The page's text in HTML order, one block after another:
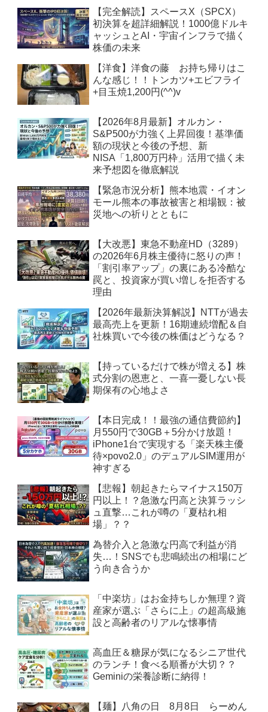
【完全解読】スペースX（SPCX）
初決算を超詳細解説！1000億ドルキ
ャッシュとAI・宇宙インフラで描く
株価の未来
【洋食】洋食の藤 お持ち帰りはこ
んな感じ！！トンカツ+エビフライ
+目玉焼1,200円(^^)v
【2026年8月最新】オルカン・
S&P500が力強く上昇回復！基準価
額の現状と今後の予想、新
NISA「1,800万円枠」活用で描く未
来予想図を徹底解説
【緊急市況分析】熊本地震・イオン
モール熊本の事故被害と相場観：被
災地への祈りとともに
【大改悪】東急不動産HD（3289）
の2026年6月株主優待に怒りの声！
「割引率アップ」の裏にある冷酷な
罠と、投資家が買い増しを拒否する
理由
【2026年最新決算解説】NTTが過去
最高売上を更新！16期連続増配＆自
社株買いで今後の株価はどうなる？
【持っているだけで株が増える】株
式分割の恩恵と、一喜一憂しない長
期保有の心地よさ
【本日完成！！最強の通信費節約】
月550円で30GB＋5分かけ放題！
iPhone1台で実現する「楽天株主優
待×povo2.0」のデュアルSIM運用が
神すぎる
【悲報】朝起きたらマイナス150万
円以上！？急激な円高と決算ラッシ
ュ直撃…これが噂の「夏枯れ相
場」？？
為替介入と急激な円高で利益が消
失…！SNSでも悲鳴続出の相場にど
う向き合うか
「中楽坊」はお金持ちしか無理？資
産家が選ぶ「さらに上」の超高級施
設と高齢者のリアルな懐事情
高血圧＆糖尿が気になるシニア世代
のランチ！食べる順番が大切？？
Geminiの栄養診断に納得！
【麺】八角の日 8月8日 らーめん